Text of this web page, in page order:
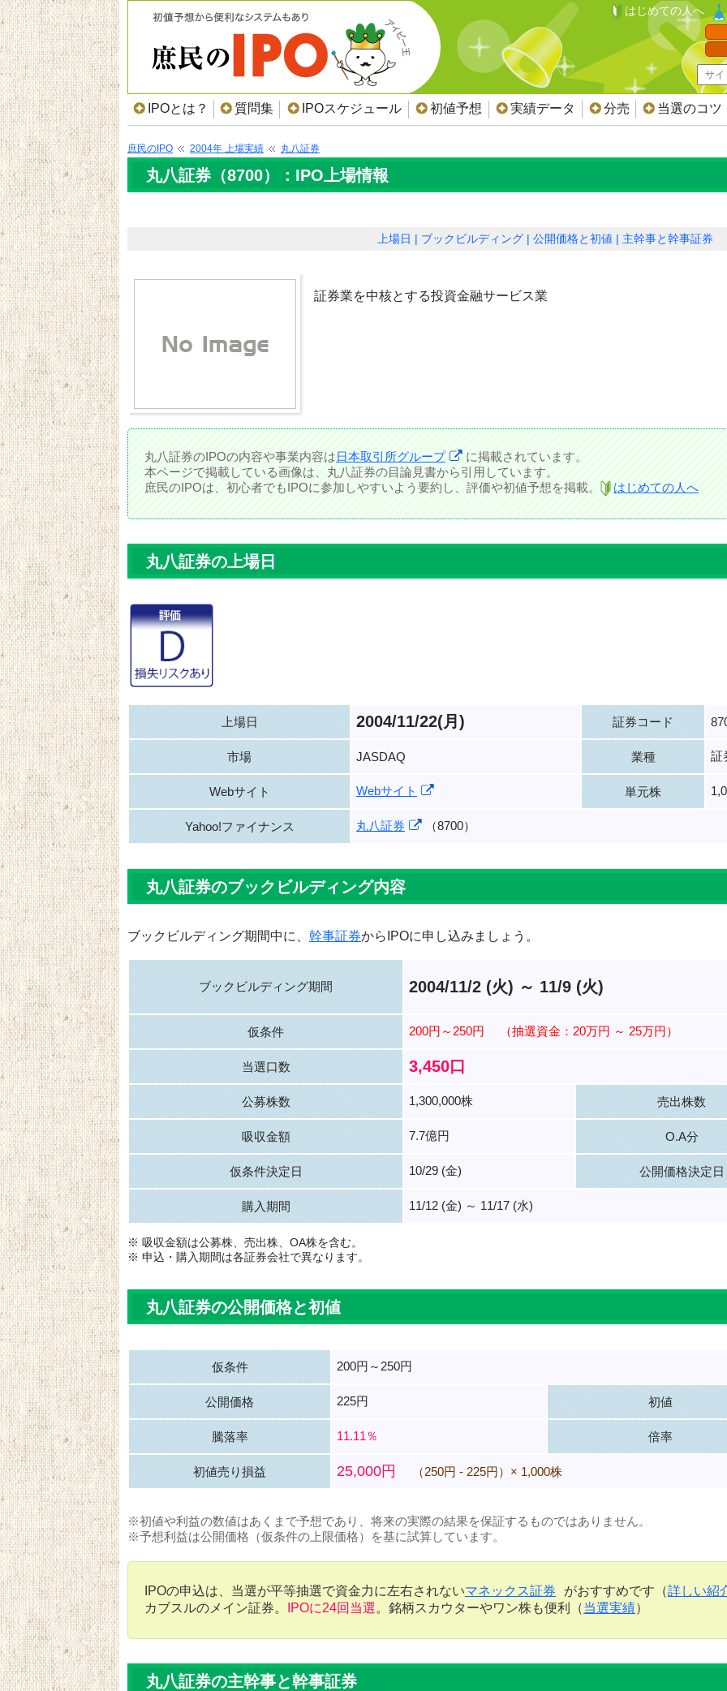
はじめての人へ
IPOとは？ 質問集 IPOスケジュール 初値予想 実績データ 分売 当選のコツ
庶民のIPO 2004年 上場実績 丸八証券
丸八証券（8700）：IPO上場情報
上場日 ブックビルディング 公開価格と初値 主幹事と幹事証券
証券業を中核とする投資金融サービス業
丸八証券のIPOの内容や事業内容は日本取引所グループ
に掲載されています。
本ページで掲載している画像は、丸八証券の目論見書から引用しています。
庶民のIPOは、初心者でもIPOに参加しやすいよう要約し、評価や初値予想を掲載。
はじめての人へ
丸八証券の上場日
上場日 2004/11/22(月) 証券コード
市場 JASDAQ 業種 証
Webサイト Webサイト 単元株
Yahoo!ファイナンス 丸八証券 （8700）
丸八証券のブックビルディング内容
ブックビルディング期間中に、 幹事証券からIPOに申し込みましょう。
ブックビルディング期間 2004/11/2 (火) ～ 11/9 (火)
仮条件 200円～250円 （抽選資金：20万円 ～ 25万円）
当選口数 3,450口
公募株数 1,300,000株 売出株数
吸収金額 7.7億円 O.A分
仮条件決定日 10/29 (金) 公開価格決定日
購入期間 11/12 (金) ～ 11/17 (水)
※ 吸収金額は公募株、売出株、OA株を含む。
※ 申込・購入期間は各証券会社で異なります。
丸八証券の公開価格と初値
仮条件 200円～250円
公開価格 225円 初値
騰落率 11.11％ 倍率
初値売り損益 25,000円 （250円 - 225円）× 1,000株
※初値や利益の数値はあくまで予想であり、将来の実際の結果を保証するものではありません。
※予想利益は公開価格（仮条件の上限価格）を基に試算しています。
IPOの申込は、当選が平等抽選で資金力に左右されないマネックス証券 がおすすめです（詳しい紹
カブスルのメイン証券。
IPOに24回当選。銘柄スカウターやワン株も便利（当選実績）
丸八証券の主幹事と幹事証券